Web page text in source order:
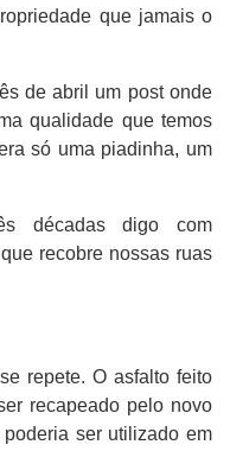
que jamais o
de abril um post onde
qualidade que temos
só uma piadinha, um
décadas digo com
recobre nossas ruas
repete. O asfalto feito
recapeado pelo novo
ser utilizado em